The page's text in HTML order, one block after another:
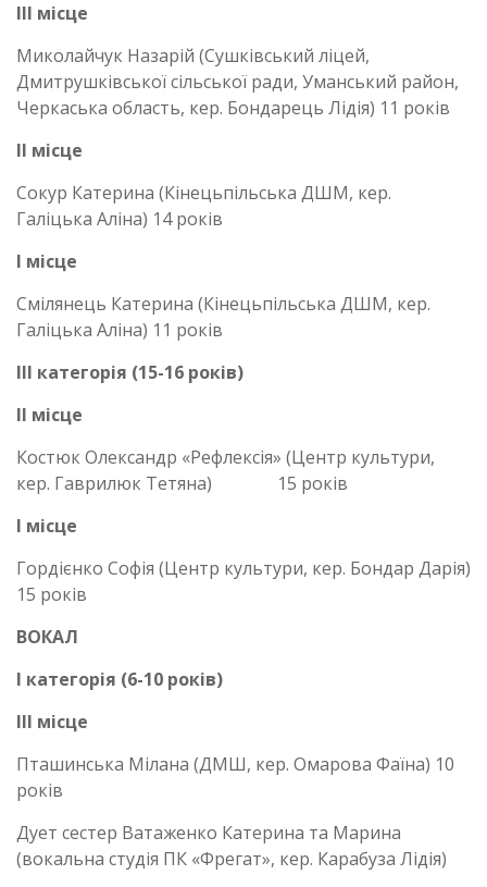
ІІІ місце
Миколайчук Назарій (Сушківський ліцей,
Дмитрушківської сільської ради, Уманський район,
Черкаська область, кер. Бондарець Лідія) 11 років
ІІ місце
Сокур Катерина (Кінецьпільська ДШМ, кер.
Галіцька Аліна) 14 років
І місце
Смілянець Катерина (Кінецьпільська ДШМ, кер.
Галіцька Аліна) 11 років
ІІІ категорія (15-16 років)
ІІ місце
Костюк Олександр «Рефлексія» (Центр культури,
кер. Гаврилюк Тетяна) 15 років
І місце
Гордієнко Софія (Центр культури, кер. Бондар Дарія)
15 років
ВОКАЛ
І категорія (6-10 років)
ІІІ місце
Пташинська Мілана (ДМШ, кер. Омарова Фаїна) 10
років
Дует сестер Ватаженко Катерина та Марина
(вокальна студія ПК «Фрегат», кер. Карабуза Лідія)